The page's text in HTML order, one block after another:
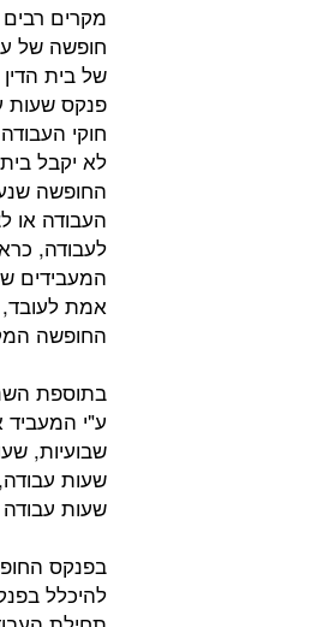
מקרים
חופשה של
של בית
פנקס שעות
חוקי
לא יקבל
החופשה
העבודה או
לעבודה,
המעבידים
אמת לעובד,
החופשה
בתוספת
ע"י המעביד
שבועיות,
שעות
שעות
בפנקס
להיכלל